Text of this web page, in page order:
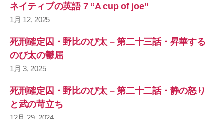
ネイティブの英語 7 “A cup of joe”
1月 12, 2025
死刑確定囚・野比のび太 – 第二十三話・昇華する
のび太の鬱屈
1月 3, 2025
死刑確定囚・野比のび太 – 第二十二話・静の怒り
と武の苛立ち